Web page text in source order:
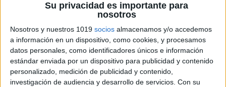
Su privacidad es importante para
nosotros
Nosotros y nuestros 1019 socios almacenamos y/o accedemos
a información en un dispositivo, como cookies, y procesamos
datos personales, como identificadores únicos e información
estándar enviada por un dispositivo para publicidad y contenido
personalizado, medición de publicidad y contenido,
investigación de audiencia y desarrollo de servicios. Con su
Colección de Mapas visuales en frances
Publicado el 23 junio, 2026